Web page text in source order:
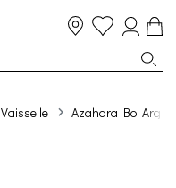
Vaisselle Azahara Bol